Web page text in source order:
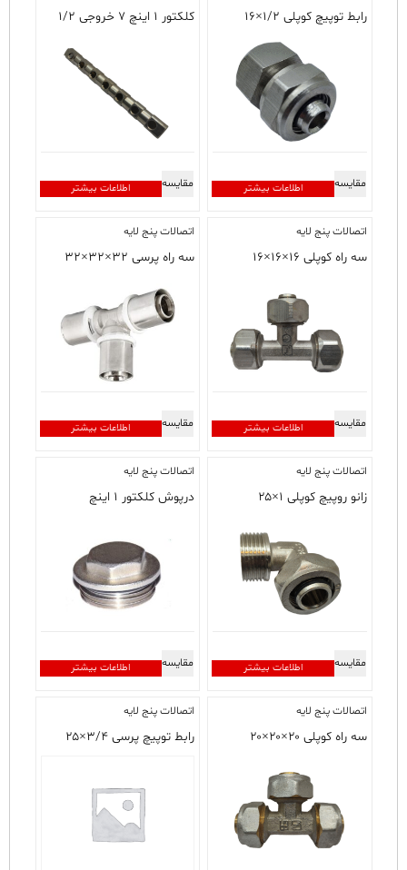
رابط توپیچ کوپلی ۱/۲×۱۶
اطلاعات بیشتر مقایسه
کلکتور ۱ اینچ ۷ خروجی ۱/۲
اطلاعات بیشتر مقایسه
اتصالات پنج لایه
سه راه کوپلی ۱۶×۱۶×۱۶
اطلاعات بیشتر مقایسه
اتصالات پنج لایه
سه راه پرسی ۳۲×۳۲×۳۲
اطلاعات بیشتر مقایسه
اتصالات پنج لایه
زانو روپیچ کوپلی ۱×۲۵
اطلاعات بیشتر مقایسه
اتصالات پنج لایه
درپوش کلکتور ۱ اینچ
اطلاعات بیشتر مقایسه
اتصالات پنج لایه
سه راه کوپلی ۲۰×۲۰×۲۰
اتصالات پنج لایه
رابط توپیچ پرسی ۳/۴×۲۵